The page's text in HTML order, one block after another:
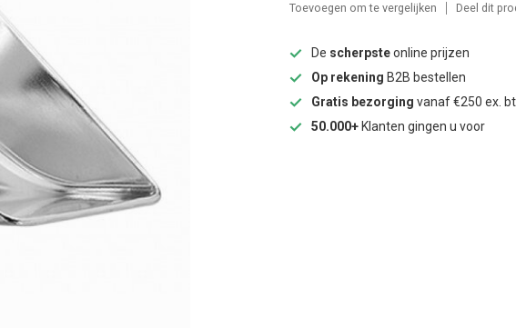
Toevoegen om te vergelijken Deel dit
De scherpsteonline prijzen
Op rekening B2B bestellen
Gratis bezorging vanaf €250 ex.
50.000+ Klanten gingen u voor